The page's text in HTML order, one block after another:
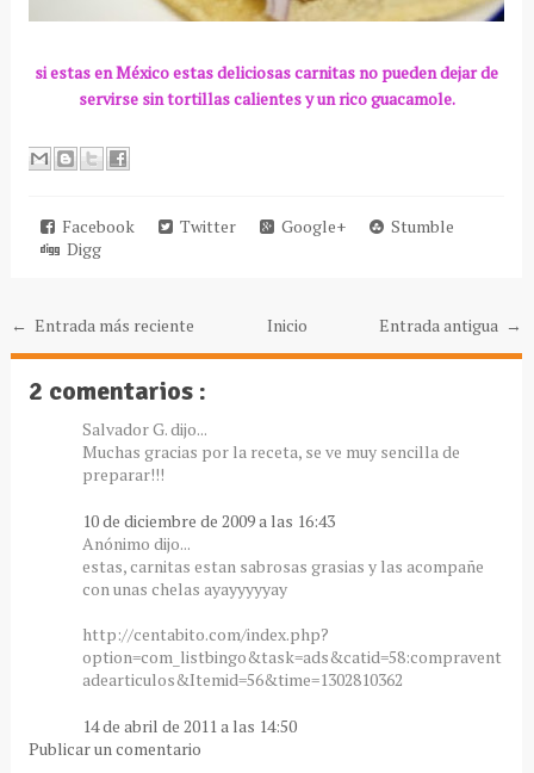
si estas en México estas deliciosascarnitasno pueden dejar de
servirse sin tortillas calientes y un rico guacamole.
Facebook Twitter Google+
Stumble
Digg
← Entrada más reciente Entrada antigua →
Inicio
2 comentarios :
Salvador G. dijo...
Muchas gracias por la receta, se ve muy sencilla de
preparar!!!
10 de diciembre de 2009 a las 16:43
Anónimo dijo...
estas, carnitas estan sabrosas grasias y las acompañe
con unas chelas ayayyyyyay
http://centabito.com/index.php?
option=com_listbingo&task=ads&catid=58:compravent
adearticulos&Itemid=56&time=1302810362
14 de abril de 2011 a las 14:50
Publicar un comentario